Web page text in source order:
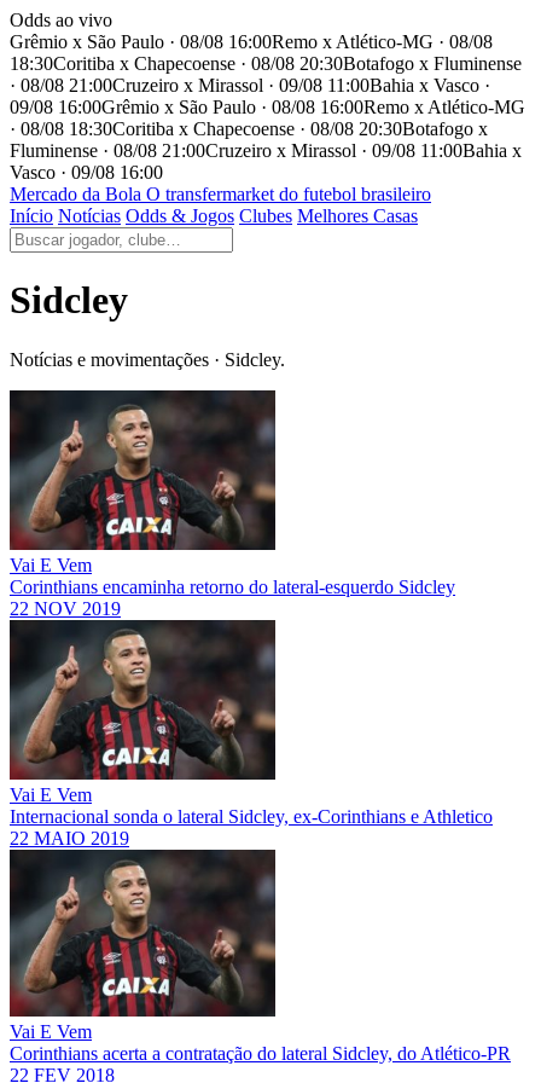
Odds ao vivo
Grêmio x São Paulo · 08/08 16:00Remo x Atlético-MG · 08/08
18:30Coritiba x Chapecoense · 08/08 20:30Botafogo x Fluminense
· 08/08 21:00Cruzeiro x Mirassol · 09/08 11:00Bahia x Vasco ·
09/08 16:00Grêmio x São Paulo · 08/08 16:00Remo x Atlético-MG
· 08/08 18:30Coritiba x Chapecoense · 08/08 20:30Botafogo x
Fluminense · 08/08 21:00Cruzeiro x Mirassol · 09/08 11:00Bahia x
Vasco · 09/08 16:00
Mercado da Bola O transfermarket do futebol brasileiro
Início Notícias Odds & Jogos Clubes Melhores Casas
Sidcley
Notícias e movimentações · Sidcley.
Vai E Vem
Corinthians encaminha retorno do lateral-esquerdo Sidcley
22 NOV 2019
Vai E Vem
Internacional sonda o lateral Sidcley, ex-Corinthians e Athletico
22 MAIO 2019
Vai E Vem
Corinthians acerta a contratação do lateral Sidcley, do Atlético-PR
22 FEV 2018